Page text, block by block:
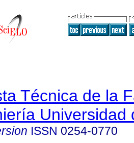
Técnica de la
Universidad
ISSN 0254-0770